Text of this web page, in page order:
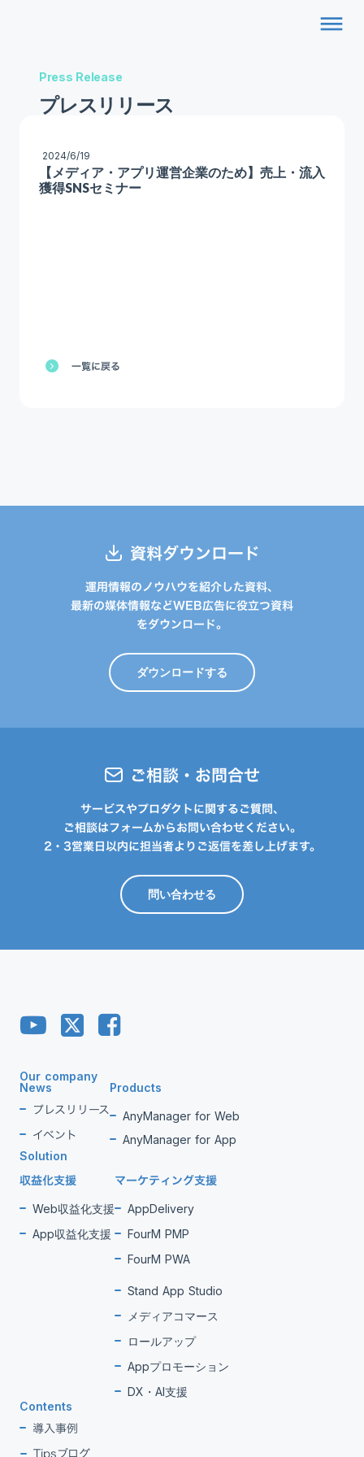
dehaze
Press Release
プレスリリース
2024/6/19
【メディア・アプリ運営企業のため】売上・流入
獲得SNSセミナー
一覧に戻る
資料ダウンロード
運用情報のノウハウを紹介した資料、
最新の媒体情報などWEB広告に役立つ資料
をダウンロード。
ダウンロードする
ご相談・お問合せ
サービスやプロダクトに関するご質問、
ご相談はフォームからお問い合わせください。
2・3営業日以内に担当者よりご返信を差し上げます。
問い合わせる
Our company
News
プレスリリース
イベント
Products
AnyManager for Web
AnyManager for App
Solution
収益化支援
Web収益化支援
App収益化支援
マーケティング支援
AppDelivery
FourM PMP
FourM PWA
Stand App Studio
メディアコマース
ロールアップ
Appプロモーション
DX・AI支援
Contents
導入事例